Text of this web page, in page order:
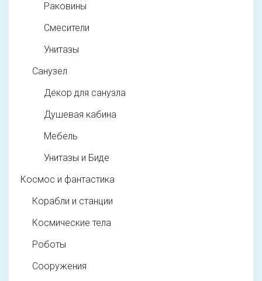
Раковины
Смесители
Унитазы
Санузел
Декор для санузла
Душевая кабина
Мебель
Унитазы и Биде
Космос и фантастика
Корабли и станции
Космические тела
Роботы
Сооружения